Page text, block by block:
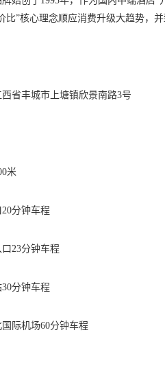
比”核心理念顺应消费升级大趋势，
省丰城市上塘镇欣景南路3号
米
分钟车程
23分钟车程
分钟车程
际机场60分钟车程